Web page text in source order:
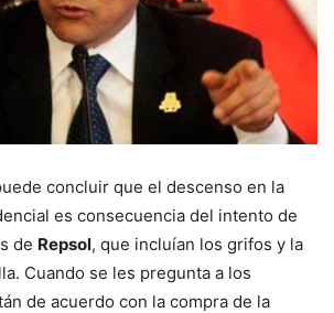
concluir que el descenso en la
es consecuencia del intento de
de Repsol, que incluían los grifos y la
Cuando se les pregunta a los
de acuerdo con la compra de la